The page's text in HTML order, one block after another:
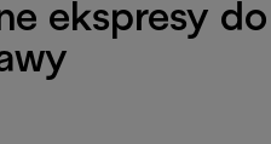
ekspresy do